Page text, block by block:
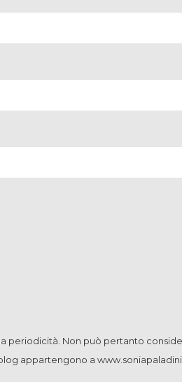
periodicità. Non può pertanto
appartengono a